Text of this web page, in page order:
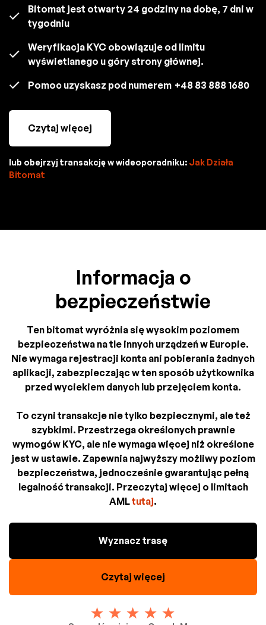
Bitomat jest otwarty 24 godziny na dobę, 7 dni w
tygodniu
Weryfikacja KYC obowiązuje od limitu
wyświetlanego u góry strony głównej.
Pomoc uzyskasz pod numerem +48 83 888 1680
Czytaj więcej
lub obejrzyj transakcję w wideoporadniku: Jak Działa
Bitomat
Informacja o
bezpieczeństwie
Ten bitomat wyróżnia się wysokim poziomem
bezpieczeństwa na tle innych urządzeń w Europie.
Nie wymaga rejestracji konta ani pobierania żadnych
aplikacji, zabezpieczając w ten sposób użytkownika
przed wyciekiem danych lub przejęciem konta.
To czyni transakcje nie tylko bezpiecznymi, ale też
szybkimi. Przestrzega określonych prawnie
wymogów KYC, ale nie wymaga więcej niż określone
jest w ustawie. Zapewnia najwyższy możliwy poziom
bezpieczeństwa, jednocześnie gwarantując pełną
legalność transakcji. Przeczytaj więcej o limitach
AMLtutaj.
Wyznacz trasę
Czytaj więcej